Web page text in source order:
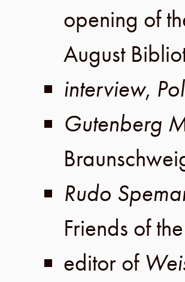
opening of
August
interview,
Gutenberg
Rudo
Friends of
editor of